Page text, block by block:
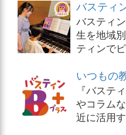
バスティ
バスティ
生を地域
ティンで
いつもの
『バステ
やコラム
近に活用